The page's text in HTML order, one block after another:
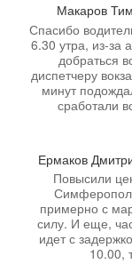
Макаров
Спасибо
6.30 утра, из-за
добраться
диспетчеру
минут
сработали
Ермаков
Повысили
примерно с
силу. И еще,
идет с
10.00,